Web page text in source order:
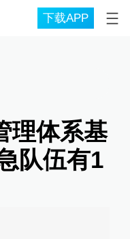
下载APP
理体系基
队伍有1